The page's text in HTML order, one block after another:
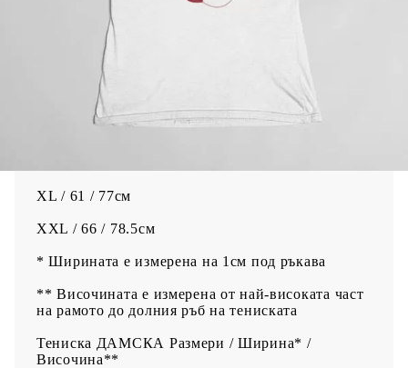
За по дълготрайни цветове препоръчваме да се
пере на 30 градуса без да се поставя в сушилня.
Тениска УНИСЕКС Размери / Ширина* /
Височина**
S / 48.5 / 69.5см
M / 53.5 / 72см
XL / 61 / 77см
XXL / 66 / 78.5см
* Ширината е измерена на 1см под ръкава
** Височината е измерена от най-високата част
на рамото до долния ръб на тениската
Тениска ДАМСКА Размери / Ширина* /
Височина**